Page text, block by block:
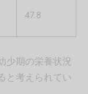
47.8
少期の栄養状況
と考えられてい